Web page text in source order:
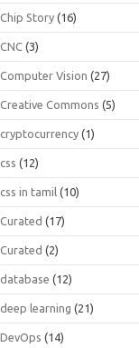
Chip Story (16)
CNC (3)
Computer Vision (27)
Creative Commons (5)
cryptocurrency (1)
css (12)
css in tamil (10)
Curated (17)
Curated (2)
database (12)
deep learning (21)
DevOps (14)